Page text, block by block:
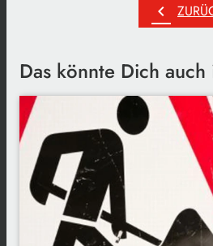
chevron_left
Das könnte Dich